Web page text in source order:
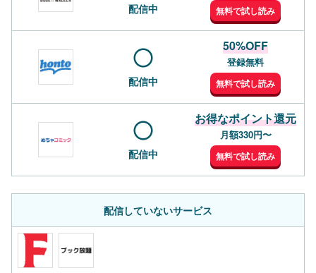
配信中 無料で試し読み
配信中
50%OFF
登録無料
無料で試し読み
配信中
お得なポイント還元
月額330円〜
無料で試し読み
配信していないサービス